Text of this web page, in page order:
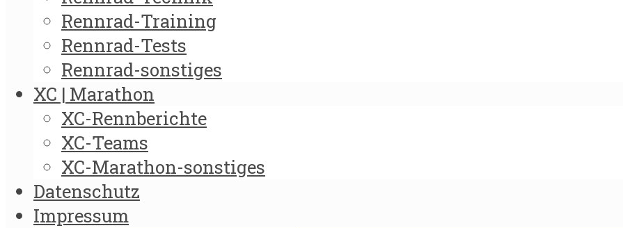
Rennrad-Training
Rennrad-Tests
Rennrad-sonstiges
XC | Marathon
XC-Rennberichte
XC-Teams
XC-Marathon-sonstiges
Datenschutz
Impressum